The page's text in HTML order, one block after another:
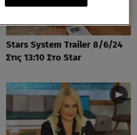
Stars System Trailer 8/6/24
Στις 13:10 Στο Star